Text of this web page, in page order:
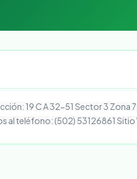
19 C A 32-51 Sector 3 Zona
al teléfono: (502) 53126861